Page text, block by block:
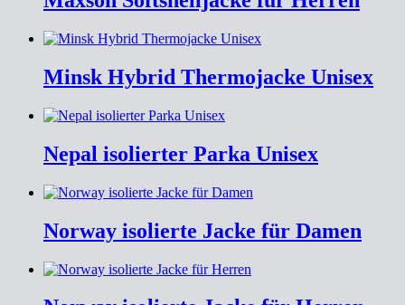
Minsk Hybrid Thermojacke Unisex
Nepal isolierter Parka Unisex
Norway isolierte Jacke für Damen